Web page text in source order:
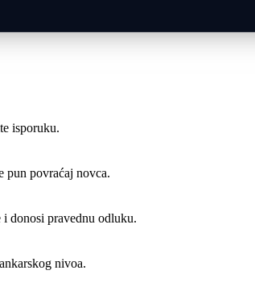
isporuku.
pun povraćaj novca.
i donosi pravednu odluku.
nivoa.